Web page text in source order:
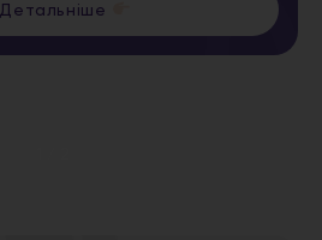
Детальніше